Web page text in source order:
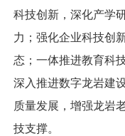
科技创新，深化产学
力；强化企业科技创
态；一体推进教育科
深入推进数字龙岩建
质量发展，增强龙岩
技支撑。